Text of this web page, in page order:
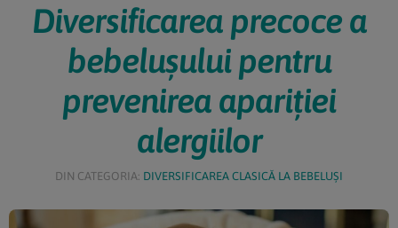
Diversificarea precoce a
bebelușului pentru
prevenirea apariției
alergiilor
DIN CATEGORIA: DIVERSIFICAREA CLASICĂ LA BEBELUȘI